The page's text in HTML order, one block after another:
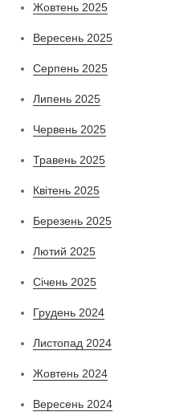
Жовтень 2025
Вересень 2025
Серпень 2025
Липень 2025
Червень 2025
Травень 2025
Квітень 2025
Березень 2025
Лютий 2025
Січень 2025
Грудень 2024
Листопад 2024
Жовтень 2024
Вересень 2024